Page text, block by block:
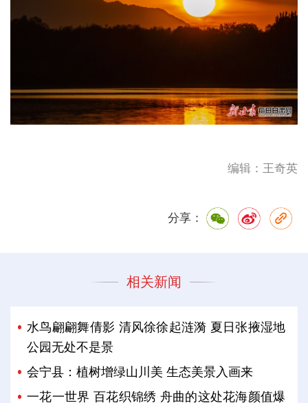
编辑：王奇英
分享：
相关新闻
水鸟翩翩舞倩影 清风徐徐起涟漪 夏日张掖湿地
公园无处不是景
会宁县：植树增绿山川美 生态美景入画来
一花一世界 百花织锦绣 舟曲的这处花海颜值爆